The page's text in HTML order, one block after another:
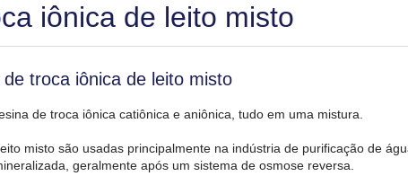
iônica de leito misto
troca iônica de leito misto
de troca iônica catiônica e aniônica, tudo em uma mistura.
misto são usadas principalmente na indústria de purificação de
geralmente após um sistema de osmose reversa.